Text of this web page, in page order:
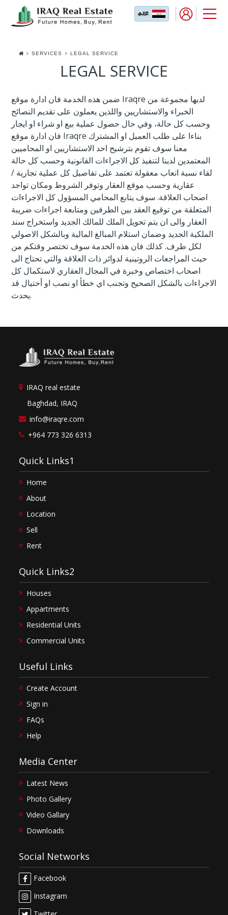
SERVICES LEGAL SERVICE
LEGAL SERVICE
ضمن هذه الخدمة فان ادارة موقع Iraqre لديها مجموعة من
الخبراء والاستشاريين واللذين يعملون على تقديم النصائح
وحسب كل حالة، وفي حال حصول عملية بيع او شراء او ايجار
فان ادارة موقع Iraqre بناءا على طلب العميل او المشترك
معنا سوف تقوم بترشيح احد الاستشاريين او المحاميين
المعتمدين لدينا لتنفيذ كل الاجراءات القانونية وحسب كل حالة
لقاء نسبة اتعاب معقولة تعتمد على تفاصيل كل عملية تجارية /
عقارية وحسب موقع العقار وتوفر الشروط ومكان تواجد
اصحاب العلاقة. سوف يتابع المحامي المسؤول كل الاجراءات
المتعلقة من توقيع العقد بين الطرفين ومتابعة اجراءات ضريبة
العقار والى ان يتم تحويل الملك للمالك الجديد واستخراج سند
الملكية الجديد وضمان استلام المبالغ المالية وبالشكل الاصولي
لكل طرف. كذلك فان هذه الخدمة سوف تختصر وقتكم من
حيث المراجعات الروتينية لدوائر ذات العلاقة والتي تحتاج الى
اصحاب اختصاص وخبرة في المجال العقاري لاستكمال كل
الاجراءات بالشكل الصحيح وتجنب اي خطأ او نصب او أحتيال قد
يحدث.
IRAQ real estate
Baghdad, IRAQ
info@iraqre.com
+964 773 326 6313
Quick Links1
Home
About
Location
Sell
Rent
Quick Links2
Houses
Appartments
Residential Units
Commercial Units
Useful Links
Create Account
Sign in
FAQs
Help
Media Center
Latest News
Photo Gallery
Video Gallary
Downloads
Social Networks
Facebook
Instagram